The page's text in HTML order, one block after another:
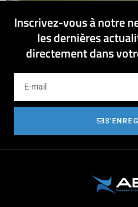
Inscrivez-vous à notre
les dernières
directement dans